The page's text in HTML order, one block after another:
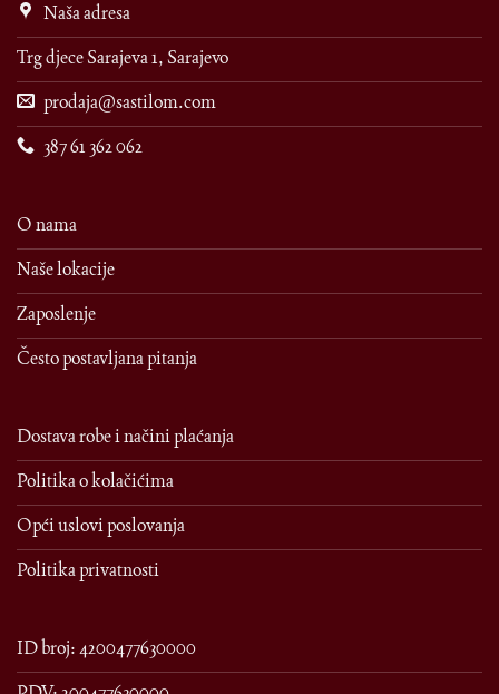
Naša adresa
Trg djece Sarajeva 1, Sarajevo
prodaja@sastilom.com
387 61 362 062
O nama
Naše lokacije
Zaposlenje
Često postavljana pitanja
Dostava robe i načini plaćanja
Politika o kolačićima
Opći uslovi poslovanja
Politika privatnosti
ID broj: 4200477630000